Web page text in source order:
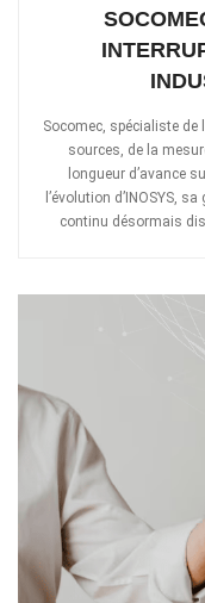
Socomec, spécialiste
sources, de la
longueur d’avance
l’évolution d’INOSYS,
continu désormais